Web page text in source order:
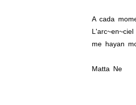
A cada
me hayan
Matta Ne